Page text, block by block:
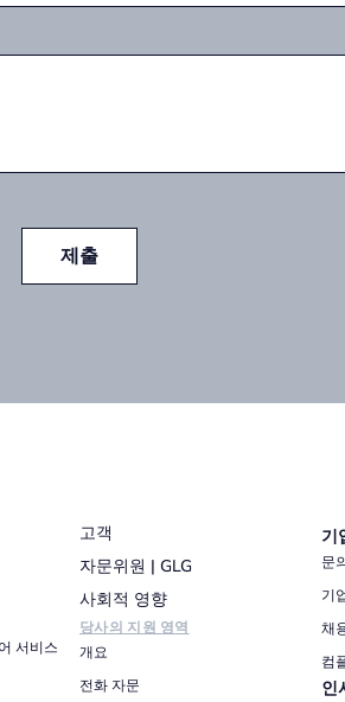
제출
서비스
고객
자문위원 | GLG
사회적 영향
당사의 지원 영역
개요
전화 자문
기
문
기
채
컴
인